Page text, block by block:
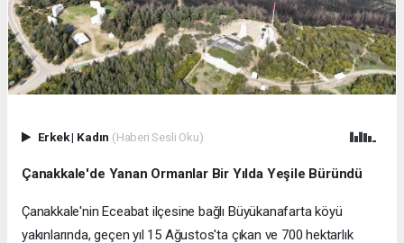
Erkek| Kadın (Haberi Sesli Oku)
Çanakkale'de Yanan Ormanlar Bir Yılda Yeşile Büründü
Çanakkale'nin Eceabat ilçesine bağlı Büyükanafarta köyü
yakınlarında, geçen yıl 15 Ağustos'ta çıkan ve 700 hektarlık